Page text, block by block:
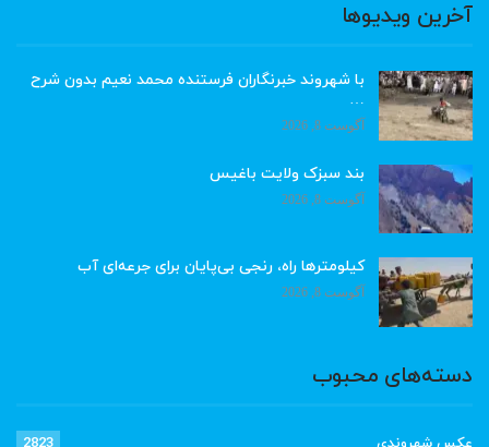
آخرین ویدیوها
با شهروند خبرنگاران فرستنده محمد نعیم بدون شرح
…
آگوست 8, 2026
بند سبزک ولایت باغیس
آگوست 8, 2026
کیلومترها راه، رنجی بی‌پایان برای جرعه‌ای آب
آگوست 8, 2026
دسته‌های محبوب